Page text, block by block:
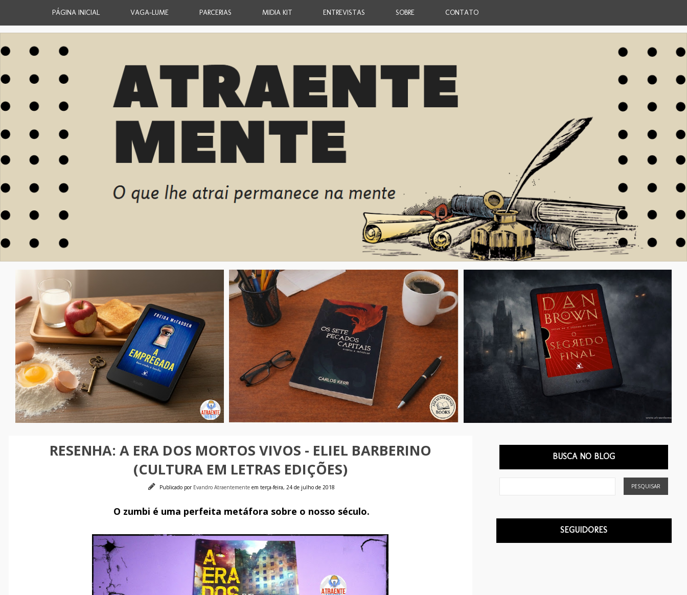
PÁGINA INICIAL VAGA-LUME PARCERIAS MIDIA KIT ENTREVISTAS SOBRE CONTATO
RESENHA: A ERA DOS MORTOS VIVOS - ELIEL BARBERINO
(CULTURA EM LETRAS EDIÇÕES)
Publicado por Evandro Atraentementeem terça-feira, 24 de julho de 2018
O zumbi é uma perfeita metáfora sobre o nosso século.
BUSCA NO BLOG
SEGUIDORES